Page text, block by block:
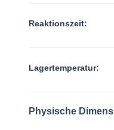
Reaktionszeit:
Lagertemperatur:
Physische